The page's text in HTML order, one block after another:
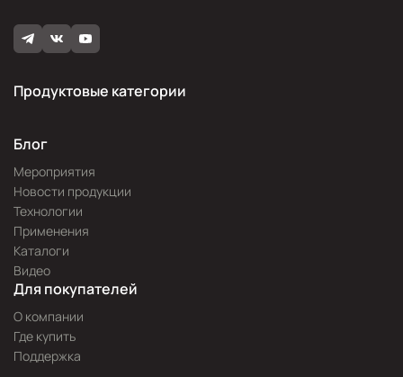
Продуктовые категории
Блог
Мероприятия
Новости продукции
Технологии
Применения
Каталоги
Видео
Для покупателей
О компании
Где купить
Поддержка